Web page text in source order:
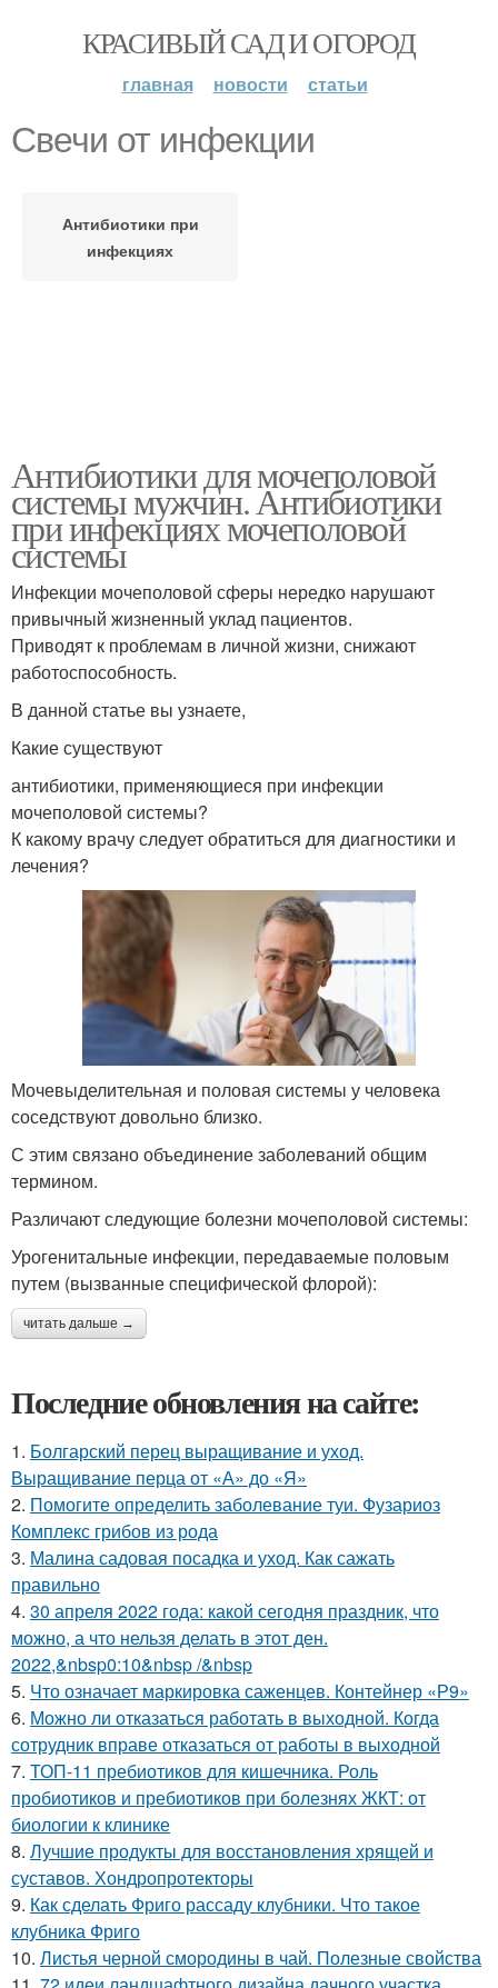
КРАСИВЫЙ САД И ОГОРОД
главная новости статьи
Свечи от инфекции
Антибиотики при
инфекциях
Антибиотики для мочеполовой
системы мужчин. Антибиотики
при инфекциях мочеполовой
системы
Инфекции мочеполовой сферы нередко нарушают
привычный жизненный уклад пациентов.
Приводят к проблемам в личной жизни, снижают
работоспособность.
В данной статье вы узнаете,
Какие существуют
антибиотики, применяющиеся при инфекции
мочеполовой системы?
К какому врачу следует обратиться для диагностики и
лечения?
Мочевыделительная и половая системы у человека
соседствуют довольно близко.
С этим связано объединение заболеваний общим
термином.
Различают следующие болезни мочеполовой системы:
Урогенитальные инфекции, передаваемые половым
путем (вызванные специфической флорой):
читать дальше →
Последние обновления на сайте:
1. Болгарский перец выращивание и уход.
Выращивание перца от «А» до «Я»
2. Помогите определить заболевание туи. Фузариоз
Комплекс грибов из рода
3. Малина садовая посадка и уход. Как сажать
правильно
4. 30 апреля 2022 года: какой сегодня праздник, что
можно, а что нельзя делать в этот ден.
2022,&nbsp0:10&nbsp /&nbsp
5. Что означает маркировка саженцев. Контейнер «Р9»
6. Можно ли отказаться работать в выходной. Когда
сотрудник вправе отказаться от работы в выходной
7. ТОП-11 пребиотиков для кишечника. Роль
пробиотиков и пребиотиков при болезнях ЖКТ: от
биологии к клинике
8. Лучшие продукты для восстановления хрящей и
суставов. Хондропротекторы
9. Как сделать Фриго рассаду клубники. Что такое
клубника Фриго
10. Листья черной смородины в чай. Полезные свойства